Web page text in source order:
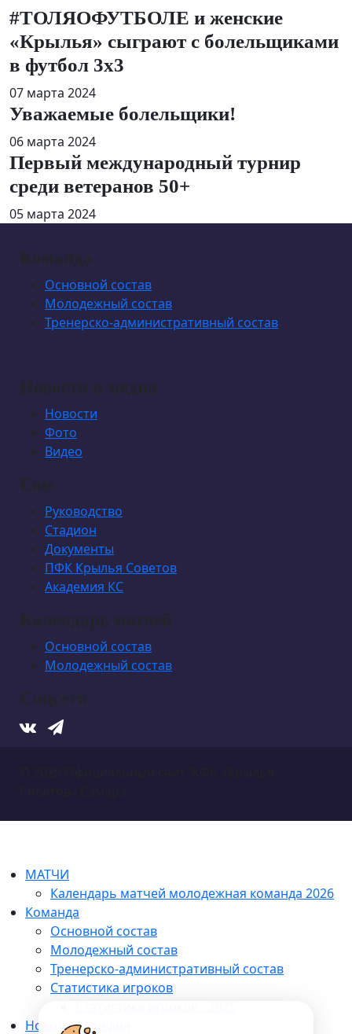
#ТОЛЯОФУТБОЛЕ и женские
«Крылья» сыграют с болельщиками
в футбол 3х3
07 марта 2024
Уважаемые болельщики!
06 марта 2024
Первый международный турнир
среди ветеранов 50+
05 марта 2024
Команда
Основной состав
Молодежный состав
Тренерско-административный состав
Новости и медиа
Новости
Фото
Видео
Еще
Руководство
Стадион
Документы
ПФК Крылья Советов
Академия КС
Календарь матчей
Основной состав
Молодежный состав
Соцсети
МАТЧИ
Календарь матчей молодежная команда 2026
Команда
Основной состав
Молодежный состав
Тренерско-административный состав
Статистика игроков
Новости и медиа